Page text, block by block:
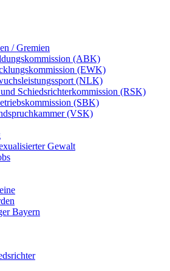
/ Gremien
(ABK)
(EWK)
(NLK)
Schiedsrichterkommission (RSK)
(SBK)
(VSK)
Gewalt
Bayern